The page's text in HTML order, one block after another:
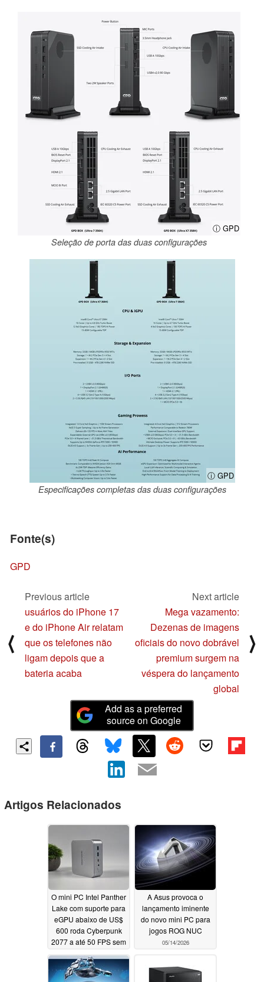
ⓘ GPD
Seleção de porta das duas configurações
ⓘ GPD
Especificações completas das duas configurações
Fonte(s)
GPD
⟨
Previous article
usuários do iPhone 17
e do iPhone Air relatam
que os telefones não
ligam depois que a
bateria acaba
Next article
Mega vazamento:
Dezenas de imagens
oficiais do novo dobrável
premium surgem na
véspera do lançamento
global
⟩
Add as a preferred
source on Google
Artigos Relacionados
O mini PC Intel Panther
Lake com suporte para
eGPU abaixo de US$
600 roda Cyberpunk
2077 a até 50 FPS sem
geração de quadros
05/20/2026
A Asus provoca o
lançamento iminente
do novo mini PC para
jogos ROG NUC
05/14/2026